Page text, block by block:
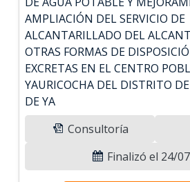
AMPLIACIÓN DEL SERVICIO DE
ALCANTARILLADO DEL
OTRAS FORMAS DE
EXCRETAS EN EL CENTRO
YAURICOCHA DEL DISTRITO
DE YA
Consultoría
Finalizó el 24/